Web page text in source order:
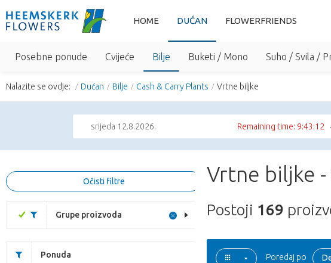
HOME DUĆAN FLOWERFRIENDS
Posebne ponude Cvijeće Bilje Buketi / Mono Suho / Svila /
Nalazite se ovdje: Dućan Bilje Cash & Carry Plants Vrtne biljke
srijeda 12.8.2026. Remaining time: 9:43:11
Očisti filtre
Grupe proizvoda
Ponuda
Vrtne biljke -
Postoji 169
Poredaj po